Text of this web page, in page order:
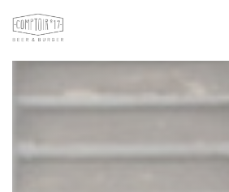
Панель управления cookies